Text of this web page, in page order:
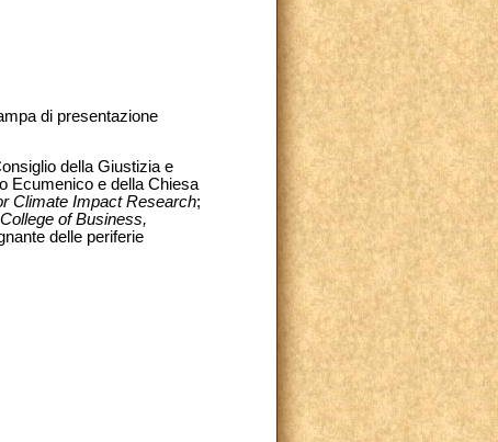
di presentazione
della Giustizia e
Ecumenico e della Chiesa
Climate Impact Research;
of Business,
delle periferie